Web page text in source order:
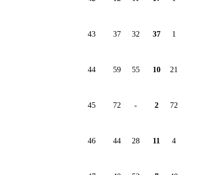
43 37 32 37 1
44 59 55 10 21
45 72 - 2 72
46 44 28 11 4